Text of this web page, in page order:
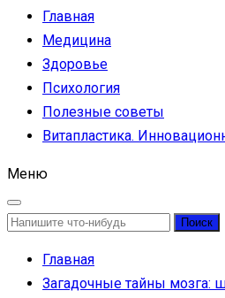
Главная
Медицина
Здоровье
Психология
Полезные советы
Витапластика.
Меню
Найти:
Главная
Загадочные тайны